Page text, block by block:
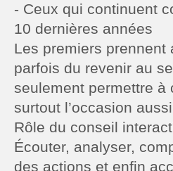
- Ceux qui continuent
10 dernières années
Les premiers prennent
parfois du revenir au
seulement permettre à
surtout l’occasion
Rôle du conseil
Écouter, analyser,
des actions et enfin